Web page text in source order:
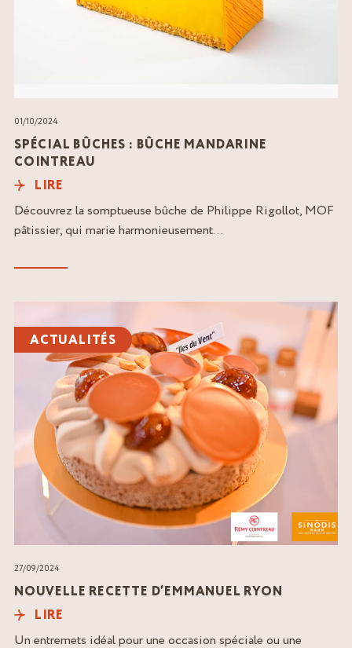
01/10/2024
SPÉCIAL BÛCHES : BÛCHE MANDARINE
COINTREAU
Découvrez la somptueuse bûche de Philippe Rigollot, MOF
pâtissier, qui marie harmonieusement...
LIRE
l'article
ACTUALITÉS
27/09/2024
NOUVELLE RECETTE D’EMMANUEL RYON
Un entremets idéal pour une occasion spéciale ou une
LIRE